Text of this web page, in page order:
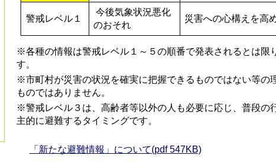
警戒レベル１
今後気象状況悪化
のおそれ
災害への心構えを高
※各種の情報は警戒レベル１～５の順番で発表されるとは限
す。
※市町村が災害の状況を確実に把握できるものではない等の
ものではありません。
※警戒レベル３は、高齢者等以外の人も必要に応じ、普段の
主的に避難するタイミングです。
「新たな避難情報」について(pdf 547KB)